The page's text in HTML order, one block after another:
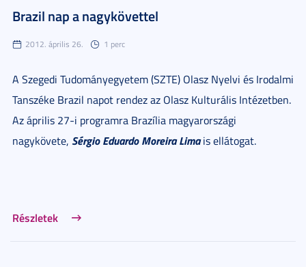
Brazil nap a nagykövettel
2012. április 26. 1 perc
A Szegedi Tudományegyetem (SZTE) Olasz Nyelvi és Irodalmi
Tanszéke Brazil napot rendez az Olasz Kulturális Intézetben.
Az április 27-i programra Brazília magyarországi
nagykövete, Sérgio Eduardo Moreira Limais ellátogat.
Részletek